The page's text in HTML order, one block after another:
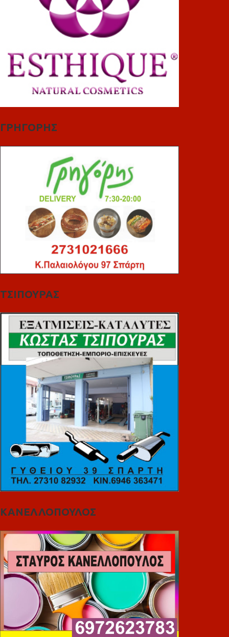
ΓΡΗΓΟΡΗΣ
ΤΣΙΠΟΥΡΑΣ
ΚΑΝΕΛΛΟΠΟΥΛΟΣ